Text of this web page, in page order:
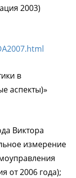
2003)
в
аспекты)»
Виктора
измерение
от 2006 года);